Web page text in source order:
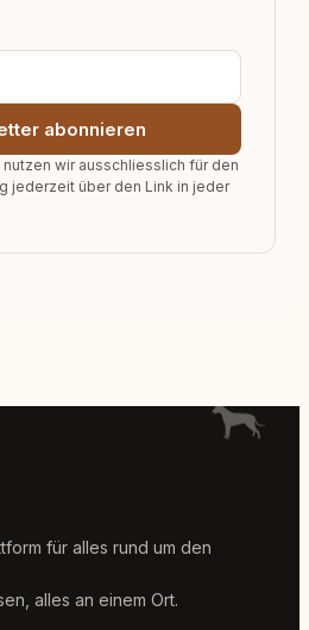
abonnieren
wir ausschliesslich für den
jederzeit über den Link in jeder
für alles rund um den
alles an einem Ort.